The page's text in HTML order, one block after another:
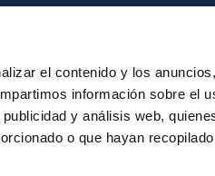
el contenido y los
información sobre el
y análisis web,
o que hayan
Annual Reports